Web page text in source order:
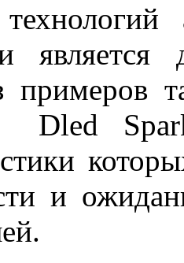
Dled
и